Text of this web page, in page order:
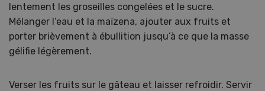
lentement les groseilles congelées et le sucre.
Mélanger l’eau et la maïzena, ajouter aux fruits et
porter brièvement à ébullition jusqu’à ce que la masse
gélifie légèrement.
Verser les fruits sur le gâteau et laisser refroidir. Servir